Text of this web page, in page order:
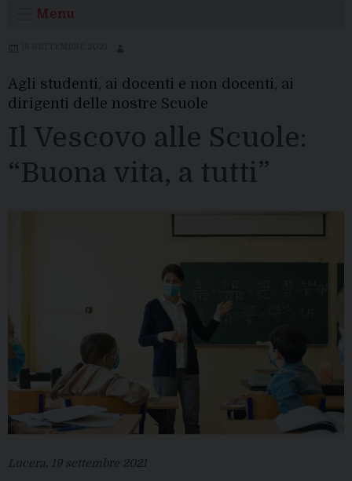
Menu
Agli studenti, ai docenti e non docenti, ai
dirigenti delle nostre Scuole
Il Vescovo alle Scuole:
“Buona vita, a tutti”
Lucera, 19 settembre 2021